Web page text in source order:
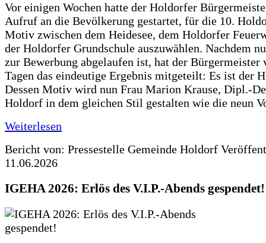
Vor einigen Wochen hatte der Holdorfer
Aufruf an die Bevölkerung gestartet, für die 10.
Motiv zwischen dem Heidesee, dem Holdorfer
der Holdorfer Grundschule auszuwählen. Nachdem
zur Bewerbung abgelaufen ist, hat der Bürgermeister
Tagen das eindeutige Ergebnis mitgeteilt: Es ist der
Dessen Motiv wird nun Frau Marion Krause, Dipl.-
Holdorf in dem gleichen Stil gestalten wie die neun
Weiterlesen
Bericht von: Pressestelle Gemeinde Holdorf
11.06.2026
IGEHA 2026: Erlös des V.I.P.-Abends gespendet!